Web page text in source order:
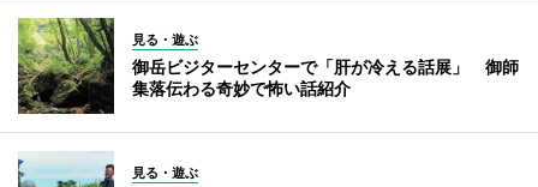
見る・遊ぶ
御岳ビジターセンターで「肝が冷える話展」 御師
集落伝わる奇妙で怖い話紹介
見る・遊ぶ